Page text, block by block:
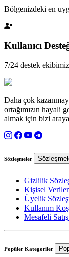
Bölgenizdeki en
Kullanıcı
7/24 destek
Daha çok
ortağımızın hayali
almak için bizi
Sözleşmeler
Gizlilik
Kişisel
Üyelik
Kullanım
Mesafeli
Popüler Kategoriler